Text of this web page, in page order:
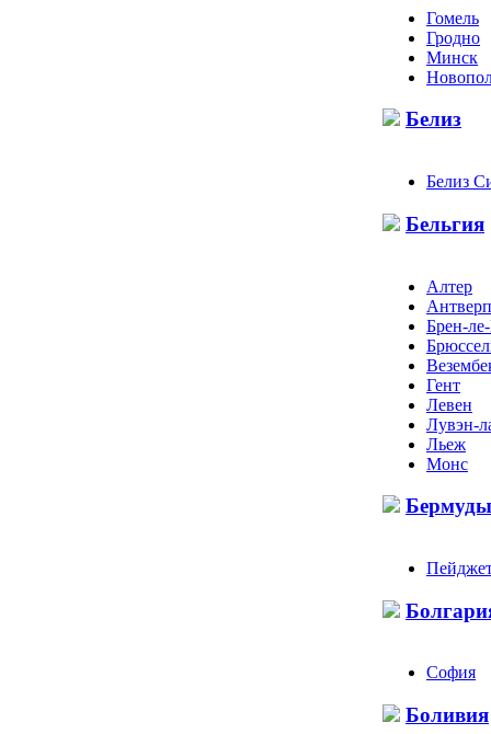
Гомель
Гродно
Минск
Белиз
Белиз
Бельгия
Алтер
Брен-
Гент
Левен
Лувэн-
Льеж
Монс
Бермуды
София
Боливия